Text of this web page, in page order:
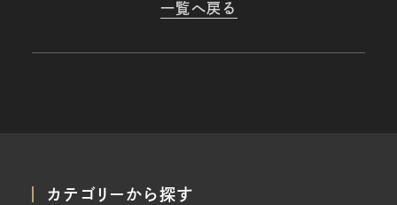
一覧へ戻る
カテゴリーから探す